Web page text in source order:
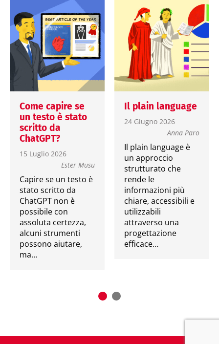
Come capire se
un testo è stato
scritto da
ChatGPT?
15 Luglio 2026
Ester Musu
Capire se un testo è
stato scritto da
ChatGPT non è
possibile con
assoluta certezza,
alcuni strumenti
possono aiutare,
ma…
Il plain language
24 Giugno 2026
Anna Paro
Il plain language è
un approccio
strutturato che
rende le
informazioni più
chiare, accessibili e
utilizzabili
attraverso una
progettazione
efficace…